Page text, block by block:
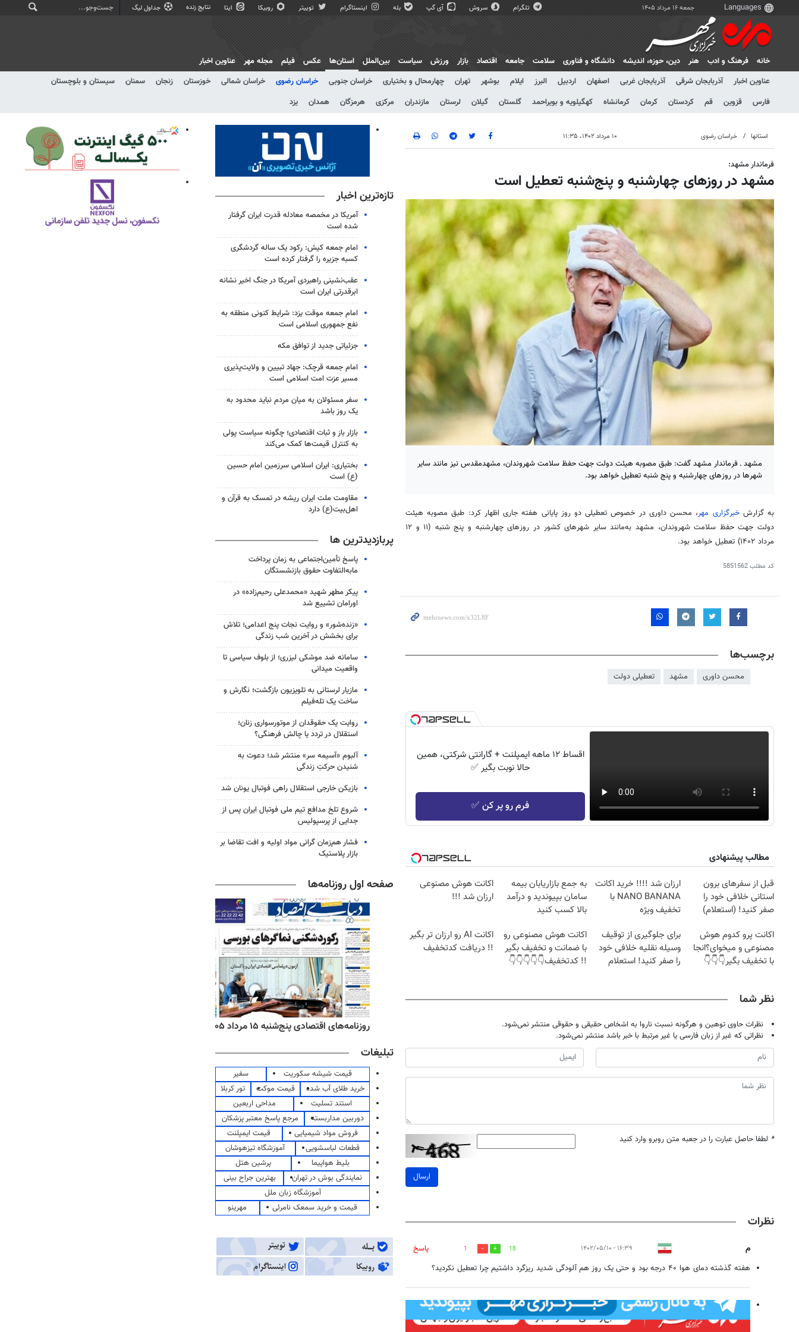
جمعه ۱۶ مرداد ۱۴۰۵ تلگرام سروش آی گپ بله اینستاگرام توییتر روبیکا ایتا نتایج زنده جداول لیگ
خانه فرهنگ و ادب هنر دين، حوزه، انديشه دانشگاه و فناوری سلامت جامعه اقتصاد بازار ورزش سیاست بین‌الملل
استان‌ها
عناوین اخبار
آذربایجان شرقی آذربایجان غربی اصفهان اردبیل البرز ایلام بوشهر تهران چهارمحال و بختیاری خراسان جنوبی خراسان رضوی خراسان شمالی خوزستان زنجان سمنان
سیستان و بلوچستان
فارس
قزوین قم کردستان کرمان کرمانشاه کهگیلویه و بویراحمد گلستان گیلان لرستان مازندران مرکزی هرمزگان همدان یزد
عکس فیلم مجله مهر عناوین اخبار
استانها خراسان رضوی ۱۰ مرداد ۱۴۰۲، ۱۱:۳۵
فرماندار مشهد:
مشهد در روزهای چهارشنبه و پنج‌شنبه تعطیل است
مشهد ـ فرماندار مشهد گفت: طبق مصوبه هیئت دولت جهت حفظ سلامت شهروندان، مشهدمقدس نیز مانند سایر
شهرها در روزهای چهارشنبه و پنج شنبه تعطیل خواهد بود.
به گزارشخبرگزاری مهر، محسن داوری در خصوص تعطیلی دو روز پایانی هفته جاری اظهار کرد: طبق مصوبه هیئت
دولت جهت حفظ سلامت شهروندان، مشهد به‌مانند سایر شهرهای کشور در روزهای چهارشنبه و پنج شنبه (۱۱ و ۱۲
مرداد ۱۴۰۲) تعطیل خواهد بود.
کد مطلب5851562
برچسب‌ها
محسن داوری مشهد تعطیلی دولت
اقساط ۱۲ ماهه ایمپلنت + گارانتی شرکتی، همین
حالا نوبت بگیر ✅
فرم رو پر کن ✅
مطالب پیشنهادی
قبل از سفرهای برون
استانی خلافی خود را
صفر کنید! (استعلام)
ارزان شد !!!! خرید اکانت
NANO BANANA با
تخفیف ویژه
به جمع بازاریابان بیمه
سامان بپیوندید و درآمد
بالا کسب کنید
اکانت هوش مصنوعی
ارزان شد !!!
اکانت پرو کدوم هوش
مصنوعی و میخوای؟انجا
با تخفیف بگیر👇👇👇
برای جلوگیری از توقیف
وسیله نقلیه خلافی خود
را صفر کنید! استعلام
اکانت هوش مصنوعی رو
با ضمانت و تخفیف بگیر
!! کدتخفیف👇👇👇👇👇
اکانت AI رو ارزان تر بگیر
!! دریافت کدتخفیف
نظر شما
نظرات حاوی توهین و هرگونه نسبت ناروا به اشخاص حقیقی و حقوقی منتشر نمی‌شود.
نظراتی که غیر از زبان فارسی یا غیر مرتبط با خبر باشد منتشر نمی‌شود.
* لطفا حاصل عبارت را در جعبه متن روبرو وارد کنید
ارسال
نظرات
م ۱۶:۳۹ - ۱۴۰۲/۰۵/۱۰ 18
1
پاسخ
هفته گذشته دمای هوا ۴۰ درجه بود و حتی یک روز هم آلودگی شدید ریزگرد داشتیم چرا تعطیل نکردید؟
تازه‌ترین اخبار
آمریکا در مخمصه معادله قدرت ایران گرفتار
شده است
امام جمعه کیش: رکود یک ساله گردشگری
کسبه جزیره را گرفتار کرده است
عقب‌نشینی راهبردی آمریکا در جنگ اخیر نشانه
ابرقدرتی ایران است
امام جمعه موقت یزد: شرایط کنونی منطقه به
نفع جمهوری اسلامی است
جزئیاتی جدید از توافق مکه
امام جمعه قرچک: جهاد تبیین و ولایت‌پذیری
مسیر عزت امت اسلامی است
سفر مسئولان به میان مردم نباید محدود به
یک روز باشد
بازار باز و ثبات اقتصادی؛ چگونه سیاست پولی
به کنترل قیمت‌ها کمک می‌کند
بختیاری: ایران اسلامی سرزمین امام حسین
(ع) است
مقاومت ملت ایران ریشه در تمسک به قرآن و
اهل‌بیت(ع) دارد
پربازدیدترین ها
پاسخ تأمین‌اجتماعی به زمان پرداخت
مابه‌التفاوت حقوق بازنشستگان
پیکر مطهر شهید «محمدعلی رحیم‌زاده» در
اورامان تشییع شد
«زنده‌شور» و روایت نجات پنج اعدامی؛ تلاش
برای بخشش در آخرین شب زندگی
سامانه ضد موشکی لیزری؛ از بلوف سیاسی تا
واقعیت میدانی
مازیار لرستانی به تلویزیون بازگشت؛ نگارش و
ساخت یک تله‌فیلم
روایت یک حقوقدان از موتورسواری زنان؛
استقلال در تردد یا چالش فرهنگی؟
آلبوم «آسیمه سر» منتشر شد؛ دعوت به
شنیدن حرکتِ زندگی
بازیکن خارجی استقلال راهی فوتبال یونان شد
شروع تلخ مدافع تیم ملی فوتبال ایران پس از
جدایی از پرسپولیس
فشار هم‌زمان گرانی مواد اولیه و افت تقاضا بر
بازار پلاستیک
صفحه اول روزنامه‌ها
روزنامه‌های صبح پنج‌شنبه ۱۵ مرداد ۱۴۰۵ روزنامه‌های ورزشی پنج‌شنبه ۱۵ مرداد ۱۴۰۵ روزنامه‌های اقتصادی پنج‌شنبه ۱۵ مرداد ۱۴۰۵
تبلیغات
قیمت شیشه سکوریت
سفیر
خرید طلای آب شده
قیمت موکت
تور کربلا
استند تسلیت
مداحی اربعین
دوربین مداربسته
مرجع پاسخ معتبر پزشکان
فروش مواد شیمیایی
قیمت ایمپلنت
قطعات لباسشویی
آموزشگاه تیزهوشان
بلیط هواپیما
پرشین هتل
نمایندگی بوش در تهران
بهترین جراح بینی
آموزشگاه زبان ملل
قیمت و خرید سمعک نامرئی
مهرینو